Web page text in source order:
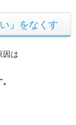
」をなくす
因は